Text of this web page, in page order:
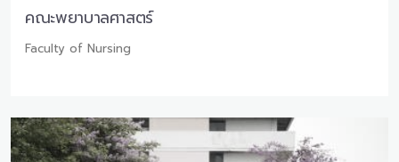
คณะพยาบาลศาสตร์
Faculty of Nursing